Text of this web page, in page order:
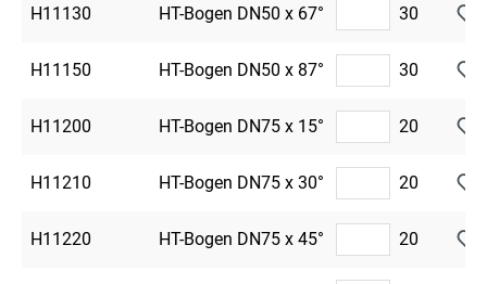
H11130 HT-Bogen DN50 x 67° 30
H11150 HT-Bogen DN50 x 87° 30
H11200 HT-Bogen DN75 x 15° 20
H11210 HT-Bogen DN75 x 30° 20
H11220 HT-Bogen DN75 x 45° 20